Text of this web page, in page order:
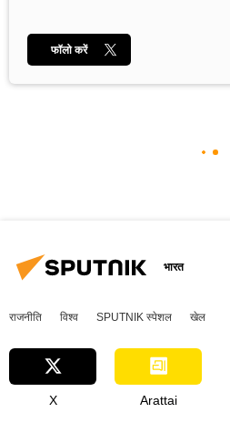
फॉलो करें
भारत
राजनीति विश्व SPUTNIK स्पेशल खेल
X Arattai